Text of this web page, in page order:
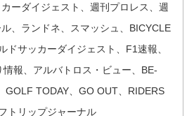
ーダイジェスト、週刊プロレス、週
、ランドネ、スマッシュ、BICYCLE
ドサッカーダイジェスト、F1速報、
情報、アルバトロス・ビュー、BE-
GOLF TODAY、GO OUT、RIDERS
トリップジャーナル